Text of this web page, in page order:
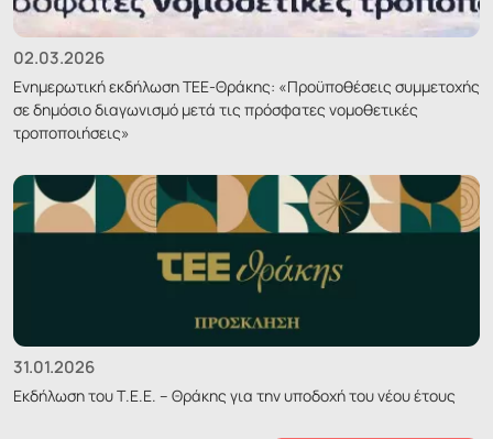
02.03.2026
Ενημερωτική εκδήλωση ΤΕΕ-Θράκης: «Προϋποθέσεις συμμετοχής
σε δημόσιο διαγωνισμό μετά τις πρόσφατες νομοθετικές
τροποποιήσεις»
31.01.2026
Εκδήλωση του Τ.Ε.Ε. – Θράκης για την υποδοχή του νέου έτους